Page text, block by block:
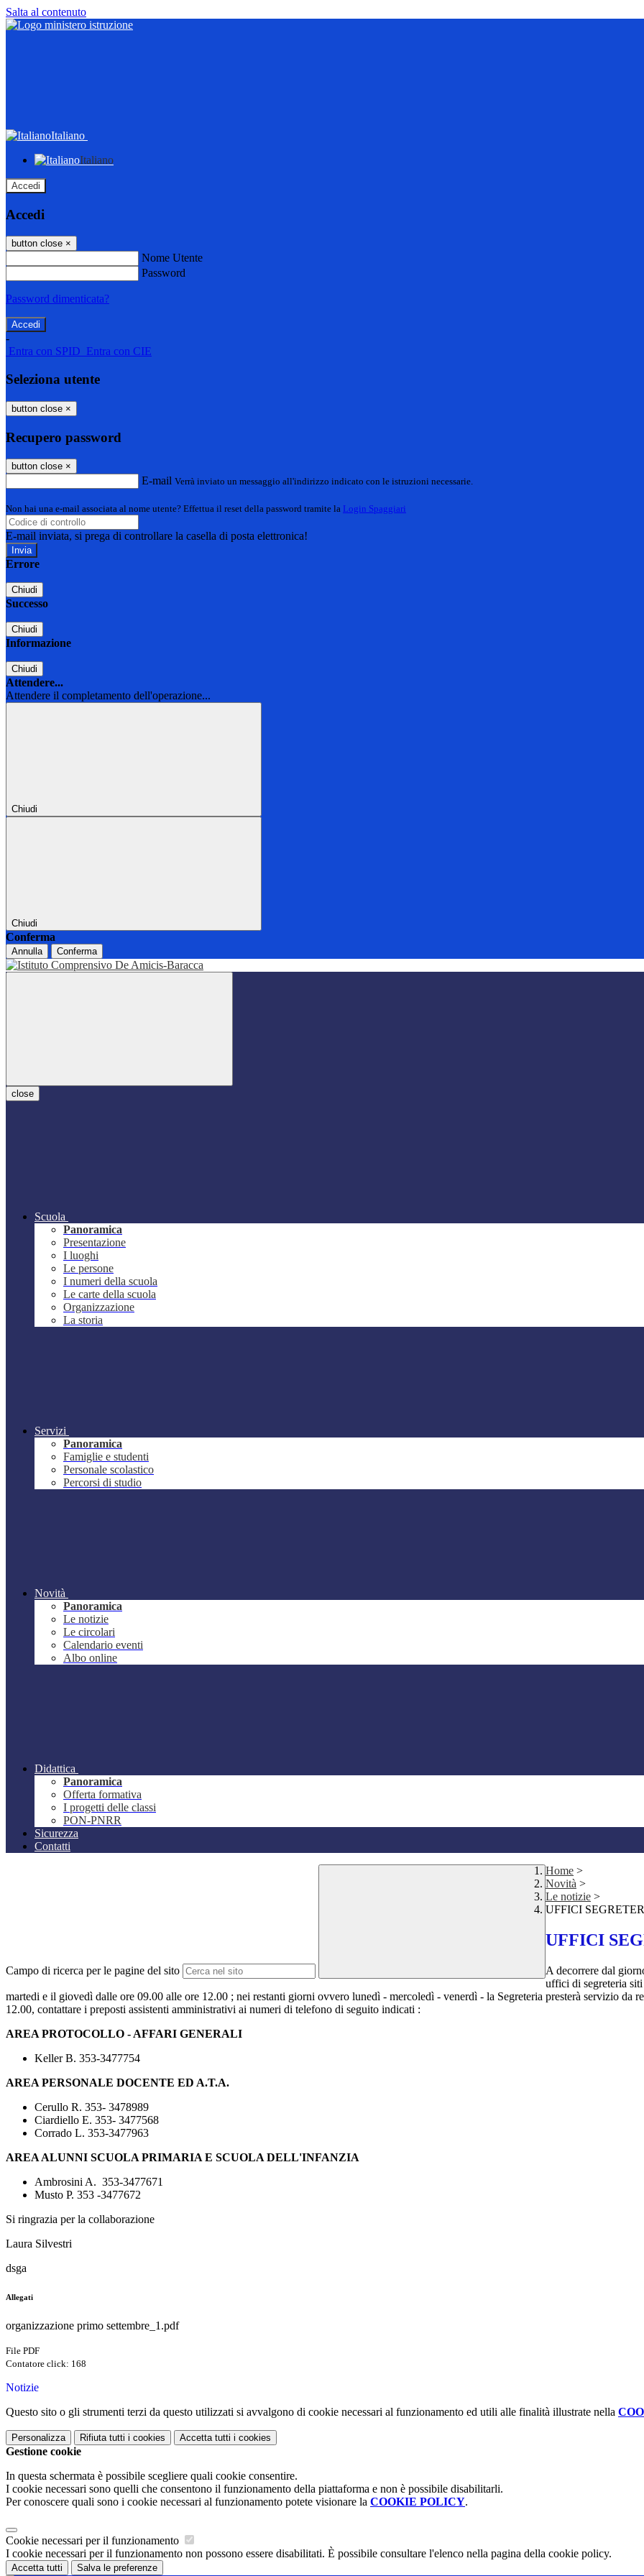
Salta al contenuto
Italiano
Italiano
Accedi
Accedi
button close ×
Nome Utente
Password
Password dimenticata?
-
Entra con SPID Entra con CIE
Seleziona utente
button close ×
Recupero password
button close ×
E-mail Verrà inviato un messaggio all'indirizzo indicato con le istruzioni necessarie.
Non hai una e-mail associata al nome utente? Effettua il reset della password tramite la Login Spaggiari
E-mail inviata, si prega di controllare la casella di posta elettronica!
Errore
Chiudi
Successo
Chiudi
Informazione
Chiudi
Attendere...
Attendere il completamento dell'operazione...
Chiudi
Chiudi
Conferma
Annulla Conferma
close
Scuola
Panoramica
Presentazione
I luoghi
Le persone
I numeri della scuola
Le carte della scuola
Organizzazione
La storia
Servizi
Panoramica
Famiglie e studenti
Personale scolastico
Percorsi di studio
Novità
Panoramica
Le notizie
Le circolari
Calendario eventi
Albo online
Didattica
Panoramica
Offerta formativa
I progetti delle classi
PON-PNRR
Sicurezza
Contatti
Campo di ricerca per le pagine del sito
Home >
Novità >
Le notizie >
UFFICI
UFFICI
A decorrere dal
uffici di segreteria
martedi e il giovedì dalle ore 09.00 alle ore 12.00 ; nei restanti giorni ovvero lunedì - mercoledì - venerdì - la Segreteria presterà servizio da
12.00, contattare i preposti assistenti amministrativi ai numeri di telefono di seguito indicati :
AREA PROTOCOLLO - AFFARI GENERALI
Keller B. 353-3477754
AREA PERSONALE DOCENTE ED A.T.A.
Cerullo R. 353- 3478989
Ciardiello E. 353- 3477568
Corrado L. 353-3477963
AREA ALUNNI SCUOLA PRIMARIA E SCUOLA DELL'INFANZIA
Ambrosini A. 353-3477671
Musto P. 353 -3477672
Si ringrazia per la collaborazione
Laura Silvestri
dsga
Allegati
organizzazione primo settembre_1.pdf
File PDF
Contatore click: 168
Notizie
Questo sito o gli strumenti terzi da questo utilizzati si avvalgono di cookie necessari al funzionamento ed utili alle finalità illustrate nella
Personalizza Rifiuta tutti i cookies Accetta tutti i cookies
Gestione cookie
In questa schermata è possibile scegliere quali cookie consentire.
I cookie necessari sono quelli che consentono il funzionamento della piattaforma e non è possibile disabilitarli.
Per conoscere quali sono i cookie necessari al funzionamento potete visionare la COOKIE POLICY.
Cookie necessari per il funzionamento
I cookie necessari per il funzionamento non possono essere disabilitati. È possibile consultare l'elenco nella pagina della cookie policy.
Accetta tutti Salva le preferenze